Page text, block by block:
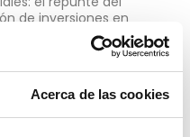
Acerca de las cookies
de inversiones en
de
palancas clave.
el panorama